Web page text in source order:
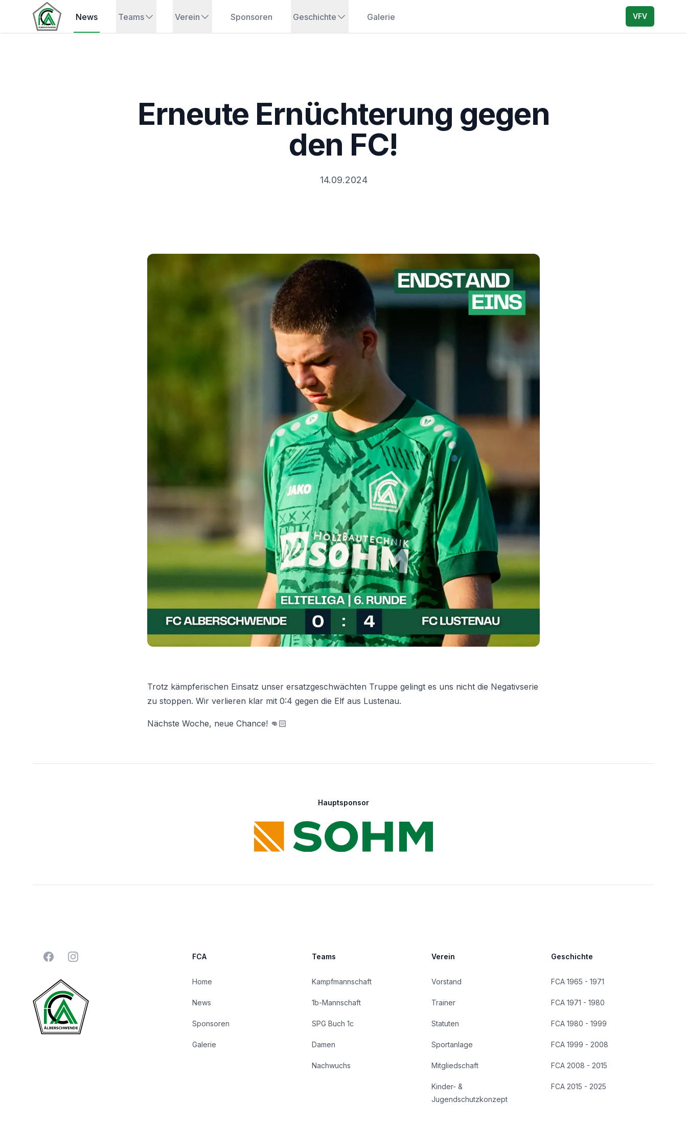
News Teams Verein Sponsoren Geschichte Galerie VFV
Erneute Ernüchterung gegen
den FC!
14.09.2024
Trotz kämpferischen Einsatz unser ersatzgeschwächten Truppe gelingt es uns nicht die Negativserie
zu stoppen. Wir verlieren klar mit 0:4 gegen die Elf aus Lustenau.
Nächste Woche, neue Chance! 👊🏻
Hauptsponsor
FacebookInstagram FCA
Home
News
Sponsoren
Galerie
Teams
Kampfmannschaft
1b-Mannschaft
SPG Buch 1c
Damen
Nachwuchs
Verein
Vorstand
Trainer
Statuten
Sportanlage
Mitgliedschaft
Kinder- &
Jugendschutzkonzept
Geschichte
FCA 1965 - 1971
FCA 1971 - 1980
FCA 1980 - 1999
FCA 1999 - 2008
FCA 2008 - 2015
FCA 2015 - 2025